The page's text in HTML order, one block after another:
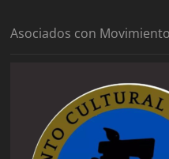
Asociados con